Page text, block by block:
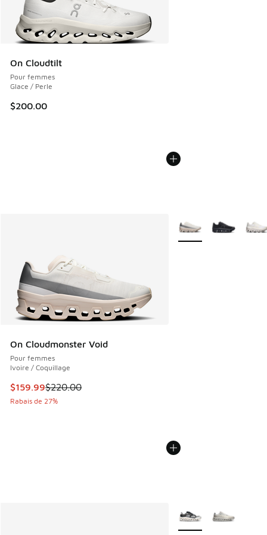
On Cloudtilt
Pour femmes
Glace / Perle
$200.00
On Cloudmonster Void
Pour femmes
Ivoire / Coquillage
Cet article est en solde. Le prix est passé de $220.00 à
$159.99$220.00
Rabais de 27%
Plus de couleurs
Plus de couleurs